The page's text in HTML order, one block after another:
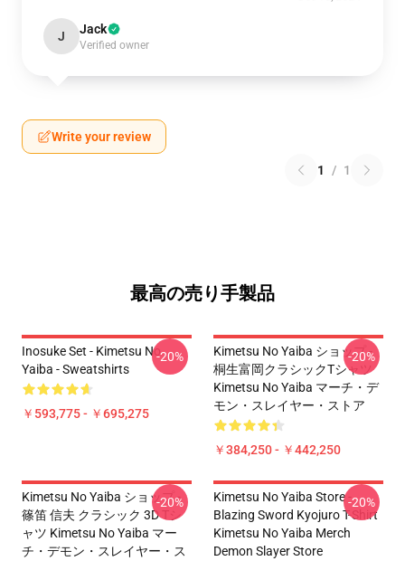
J Jack
Verified owner
Write your review
1 / 1
最高の売り手製品
Inosuke Set - Kimetsu No
Yaiba - Sweatshirts
￥593,775 - ￥695,275
-20%
Kimetsu No Yaiba ショップ -
桐生富岡クラシックTシャツ
Kimetsu No Yaiba マーチ・デ
モン・スレイヤー・ストア
￥384,250 - ￥442,250
-20%
Kimetsu No Yaiba ショップ -
篠笛 信夫 クラシック 3D Tシ
ャツ Kimetsu No Yaiba マー
チ・デモン・スレイヤー・ス
-20%
Kimetsu No Yaiba Store -
Blazing Sword Kyojuro T-Shirt
Kimetsu No Yaiba Merch
Demon Slayer Store
-20%